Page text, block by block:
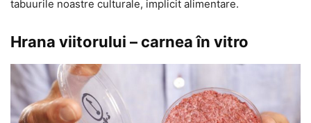
tabuurile noastre culturale, implicit alimentare.
Hrana viitorului – carnea în vitro